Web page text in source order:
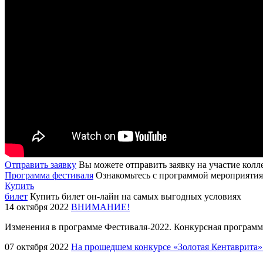
Отправить заявку Вы можете отправить заявку на участие
Программа фестиваля Ознакомьтесь с программой мероприятия
Купить
билет Купить билет он-лайн на самых выгодных условиях
14 октября 2022 ВНИМАНИЕ!
Изменения в программе Фестиваля-2022. Конкурсная
07 октября 2022 На прошедшем конкурсе «Золотая